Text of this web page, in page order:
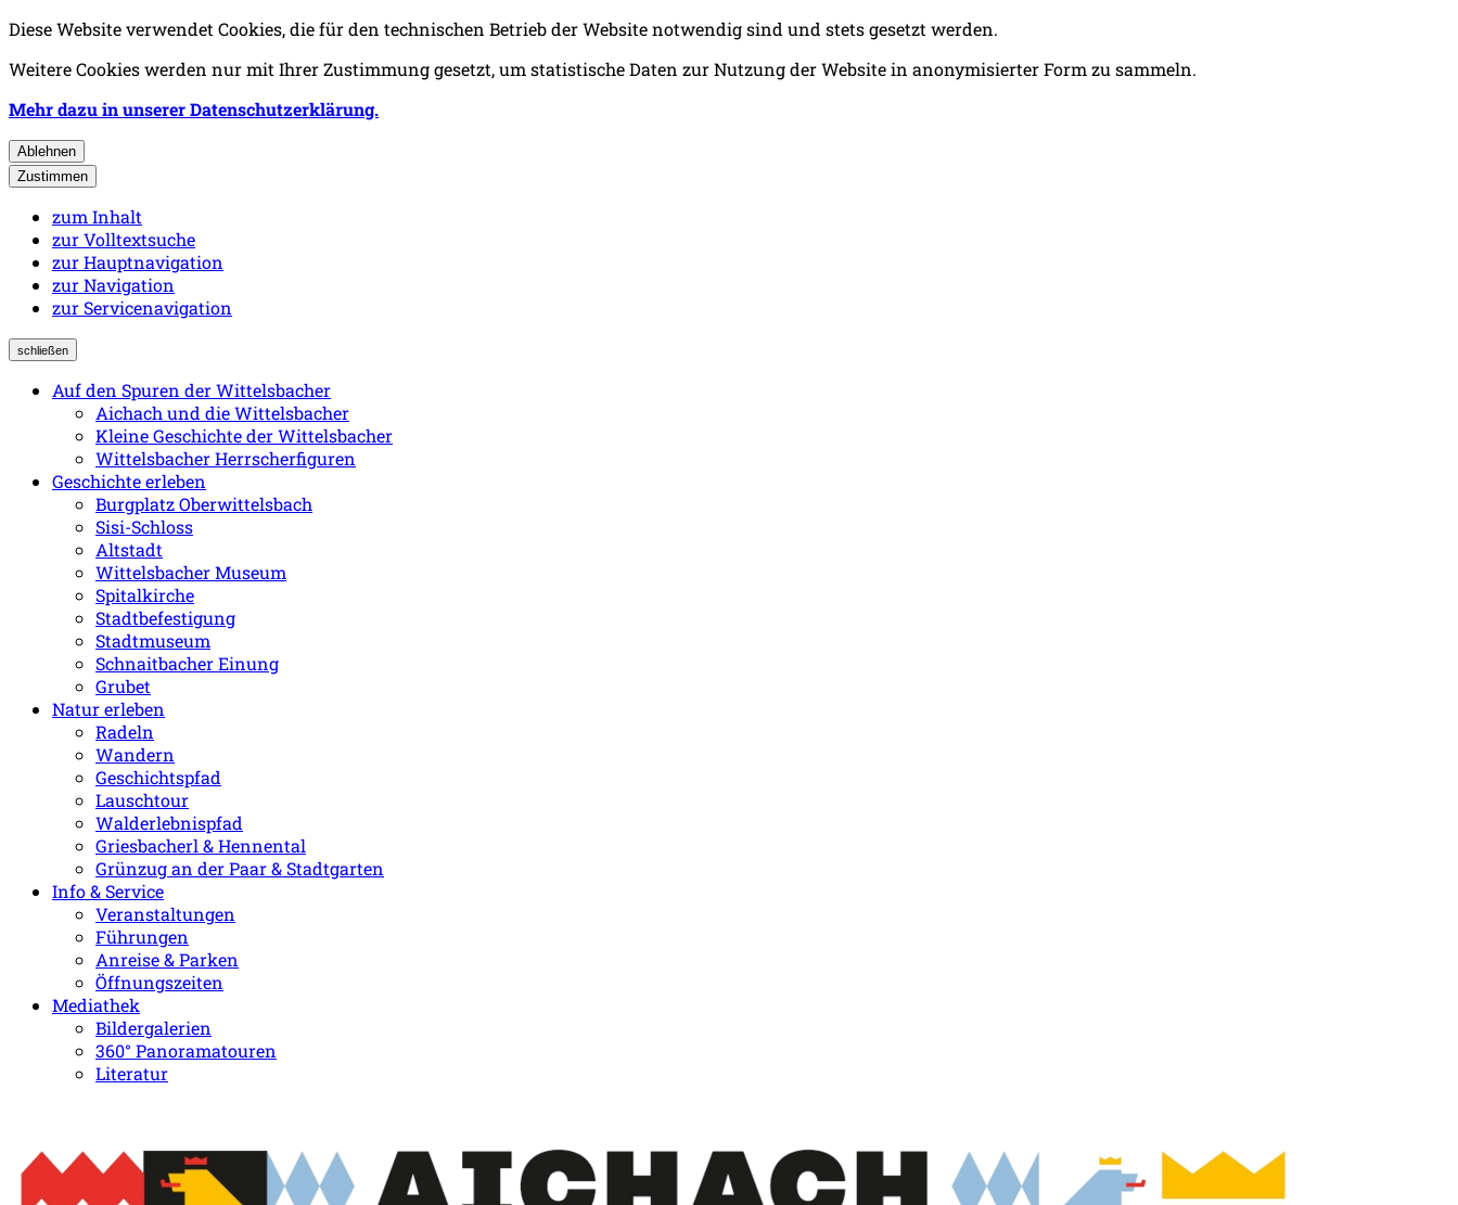
Diese Website verwendet Cookies, die für den technischen Betrieb der Website notwendig sind und stets gesetzt werden.
Weitere Cookies werden nur mit Ihrer Zustimmung gesetzt, um statistische Daten zur Nutzung der Website in anonymisierter Form zu sammeln.
Mehr dazu in unserer Datenschutzerklärung.
Ablehnen
Zustimmen
zum Inhalt
zur Volltextsuche
zur Hauptnavigation
zur Navigation
zur Servicenavigation
schließen
Auf den Spuren der Wittelsbacher
Aichach und die Wittelsbacher
Kleine Geschichte der Wittelsbacher
Wittelsbacher Herrscherfiguren
Geschichte erleben
Burgplatz Oberwittelsbach
Sisi-Schloss
Altstadt
Wittelsbacher Museum
Spitalkirche
Stadtbefestigung
Stadtmuseum
Schnaitbacher Einung
Grubet
Natur erleben
Radeln
Wandern
Geschichtspfad
Lauschtour
Walderlebnispfad
Griesbacherl & Hennental
Grünzug an der Paar & Stadtgarten
Info & Service
Veranstaltungen
Führungen
Anreise & Parken
Öffnungszeiten
Mediathek
Bildergalerien
360° Panoramatouren
Literatur